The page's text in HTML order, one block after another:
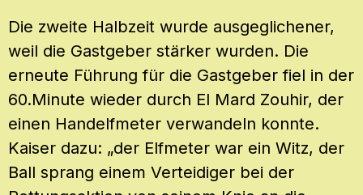
Die zweite Halbzeit wurde ausgeglichener,
weil die Gastgeber stärker wurden. Die
erneute Führung für die Gastgeber fiel in der
60.Minute wieder durch El Mard Zouhir, der
einen Handelfmeter verwandeln konnte.
Kaiser dazu: „der Elfmeter war ein Witz, der
Ball sprang einem Verteidiger bei der